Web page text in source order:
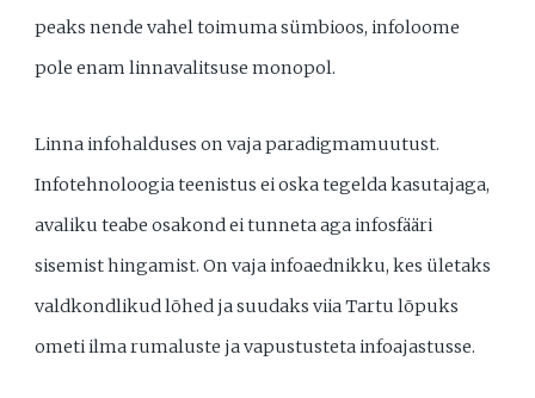
peaks nende vahel toimuma sümbioos, infoloome
pole enam linnavalitsuse monopol.
Linna infohalduses on vaja paradigmamuutust.
Infotehnoloogia teenistus ei oska tegelda kasutajaga,
avaliku teabe osakond ei tunneta aga infosfääri
sisemist hingamist. On vaja infoaednikku, kes ületaks
valdkondlikud lõhed ja suudaks viia Tartu lõpuks
ometi ilma rumaluste ja vapustusteta infoajastusse.